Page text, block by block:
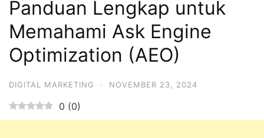
Panduan Lengkap untuk
Memahami Ask Engine
Optimization (AEO)
DIGITAL MARKETING · NOVEMBER 23, 2024
0 (0)